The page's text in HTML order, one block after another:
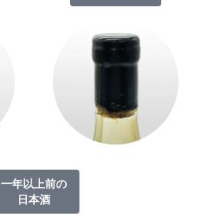
一年以上前の
日本酒